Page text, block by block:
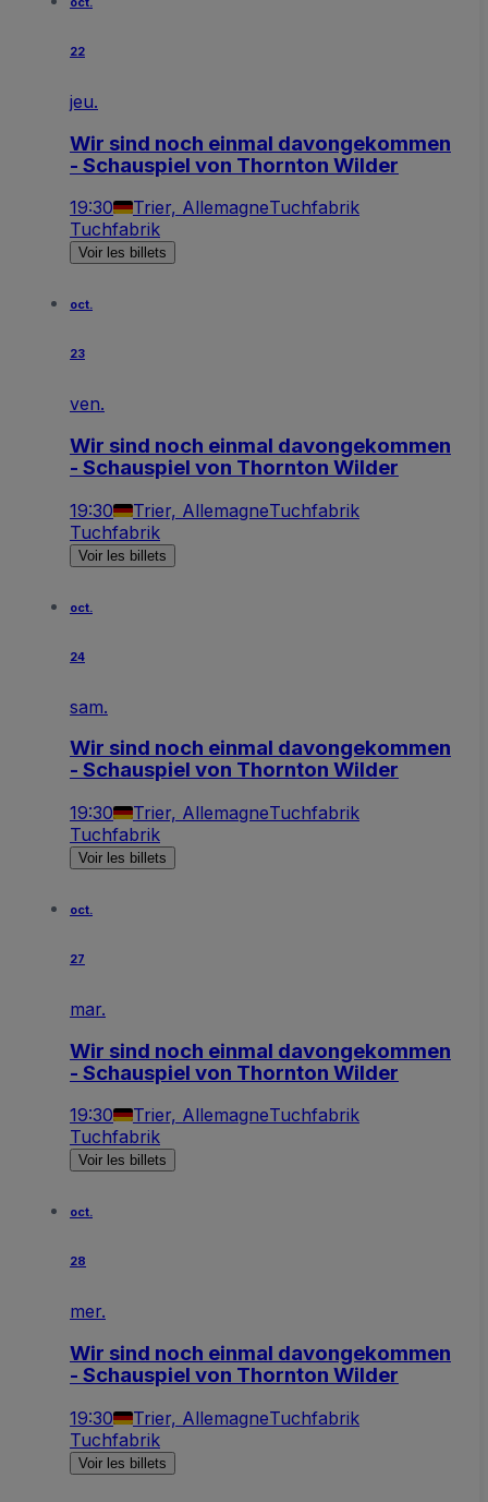
22
jeu.
Wir sind noch einmal davongekommen
- Schauspiel von Thornton Wilder
19:30 Trier, AllemagneTuchfabrik
Tuchfabrik
Voir les billets
oct.
23
ven.
Wir sind noch einmal davongekommen
- Schauspiel von Thornton Wilder
19:30 Trier, AllemagneTuchfabrik
Tuchfabrik
Voir les billets
oct.
24
sam.
Wir sind noch einmal davongekommen
- Schauspiel von Thornton Wilder
19:30 Trier, AllemagneTuchfabrik
Tuchfabrik
Voir les billets
oct.
27
mar.
Wir sind noch einmal davongekommen
- Schauspiel von Thornton Wilder
19:30 Trier, AllemagneTuchfabrik
Tuchfabrik
Voir les billets
oct.
28
mer.
Wir sind noch einmal davongekommen
- Schauspiel von Thornton Wilder
19:30 Trier, AllemagneTuchfabrik
Tuchfabrik
Voir les billets